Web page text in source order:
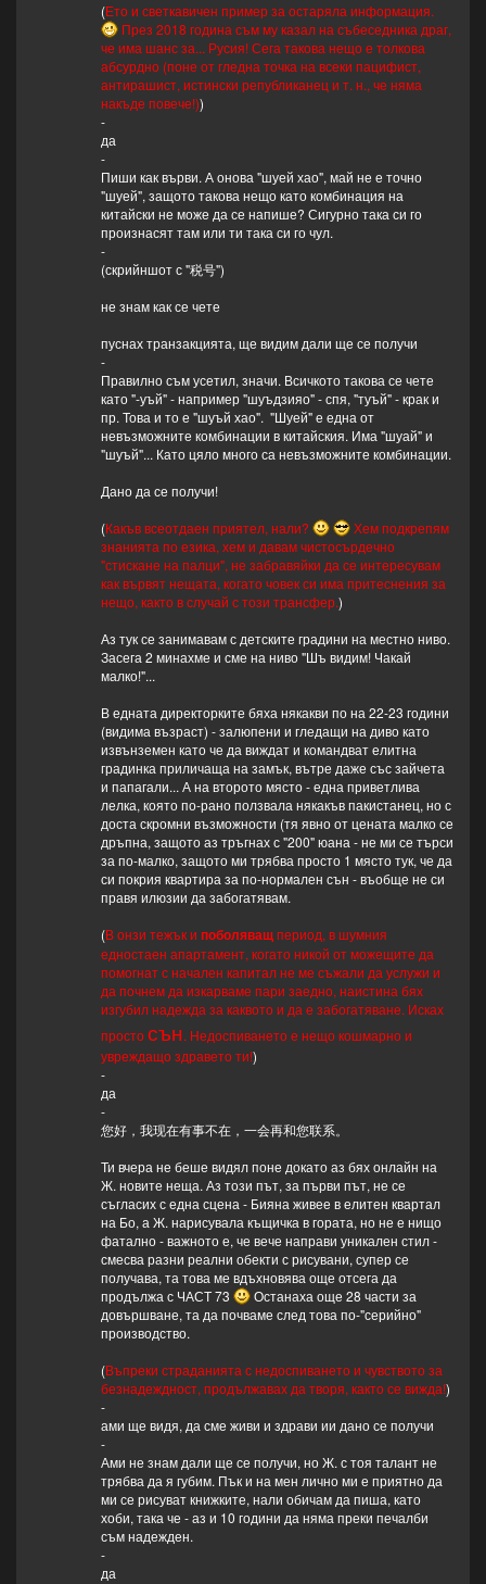
(Ето и светкавичен пример за остаряла информация.
През 2018 година съм му казал на събеседника драг,
че има шанс за... Русия! Сега такова нещо е толкова
абсурдно (поне от гледна точка на всеки пацифист,
антирашист, истински републиканец и т. н., че няма
накъде повече!))
-
да
-
Пиши как върви. А онова "шуей хао", май не е точно
"шуей", защото такова нещо като комбинация на
китайски не може да се напише? Сигурно така си го
произнасят там или ти така си го чул.
-
(скрийншот с "税号")
не знам как се чете
пуснах транзакцията, ще видим дали ще се получи
-
Правилно съм усетил, значи. Всичкото такова се чете
като "-уъй" - например "шуъдзияо" - спя, "туъй" - крак и
пр. Това и то е "шуъй хао". "Шуей" е една от
невъзможните комбинации в китайския. Има "шуай" и
"шуъй"... Като цяло много са невъзможните комбинации.
Дано да се получи!
(Какъв всеотдаен приятел, нали?
Хем подкрепям
знанията по езика, хем и давам чистосърдечно
"стискане на палци", не забравяйки да се интересувам
как вървят нещата, когато човек си има притеснения за
нещо, както в случай с този трансфер.)
Аз тук се занимавам с детските градини на местно ниво.
Засега 2 минахме и сме на ниво "Шъ видим! Чакай
малко!"...
В едната директорките бяха някакви по на 22-23 години
(видима възраст) - залюпени и гледащи на диво като
извънземен като че да виждат и командват елитна
градинка приличаща на замък, вътре даже със зайчета
и папагали... А на второто място - една приветлива
лелка, която по-рано ползвала някакъв пакистанец, но с
доста скромни възможности (тя явно от цената малко се
дръпна, защото аз тръгнах с "200" юана - не ми се търси
за по-малко, защото ми трябва просто 1 място тук, че да
си покрия квартира за по-нормален сън - въобще не си
правя илюзии да забогатявам.
(В онзи тежък и поболяващпериод, в шумния
едностаен апартамент, когато никой от можещите да
помогнат с начален капитал не ме съжали да услужи и
да почнем да изкарваме пари заедно, наистина бях
изгубил надежда за каквото и да е забогатяване. Исках
простосън. Недоспиването е нещо кошмарно и
увреждащо здравето ти!)
-
да
-
您好，我现在有事不在，一会再和您联系。
Ти вчера не беше видял поне докато аз бях онлайн на
Ж. новите неща. Аз този път, за първи път, не се
съгласих с една сцена - Бияна живее в елитен квартал
на Бо, а Ж. нарисувала къщичка в гората, но не е нищо
фатално - важното е, че вече направи уникален стил -
смесва разни реални обекти с рисувани, супер се
получава, та това ме вдъхновява още отсега да
продължа с ЧАСТ 73
Останаха още 28 части за
довършване, та да почваме след това по-"серийно"
производство.
(Въпреки страданията с недоспиването и чувството за
безнадеждност, продължавах да творя, както се вижда!)
-
ами ще видя, да сме живи и здрави ии дано се получи
-
Ами не знам дали ще се получи, но Ж. с тоя талант не
трябва да я губим. Пък и на мен лично ми е приятно да
ми се рисуват книжките, нали обичам да пиша, като
хоби, така че - аз и 10 години да няма преки печалби
съм надежден.
-
да